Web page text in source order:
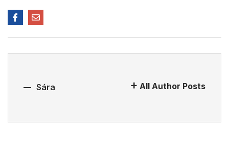
Sára All Author Posts